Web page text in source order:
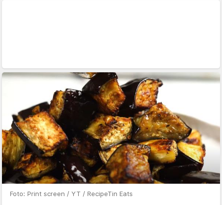
Foto: Print screen / YT / RecipeTin Eats